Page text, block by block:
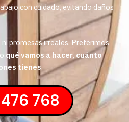
con cuidado, evitando daños
promesas irreales. Preferimos
qué vamos a hacer, cuánto
tienes.
768